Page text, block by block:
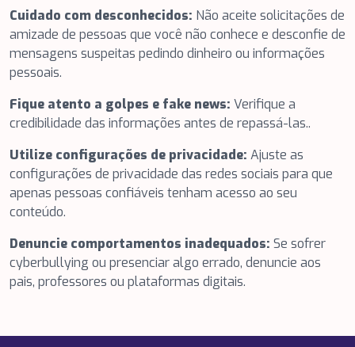
Cuidado com desconhecidos: Não aceite solicitações de
amizade de pessoas que você não conhece e desconfie de
mensagens suspeitas pedindo dinheiro ou informações
pessoais.
Fique atento a golpes e fake news: Verifique a
credibilidade das informações antes de repassá-las..
Utilize configurações de privacidade: Ajuste as
configurações de privacidade das redes sociais para que
apenas pessoas confiáveis tenham acesso ao seu
conteúdo.
Denuncie comportamentos inadequados: Se sofrer
cyberbullying ou presenciar algo errado, denuncie aos
pais, professores ou plataformas digitais.